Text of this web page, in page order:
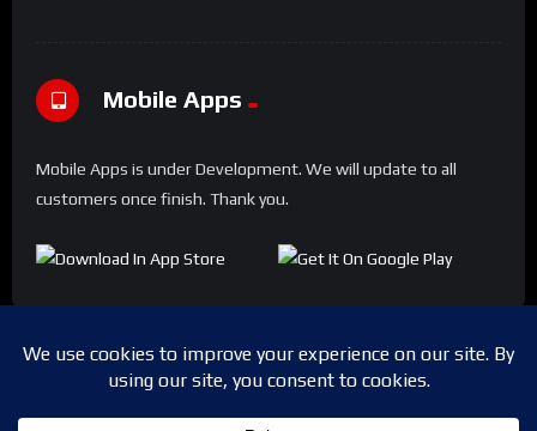
Mobile Apps
Mobile Apps is under Development. We will update to all
customers once finish. Thank you.
Copyright © 2024 Shwesapi